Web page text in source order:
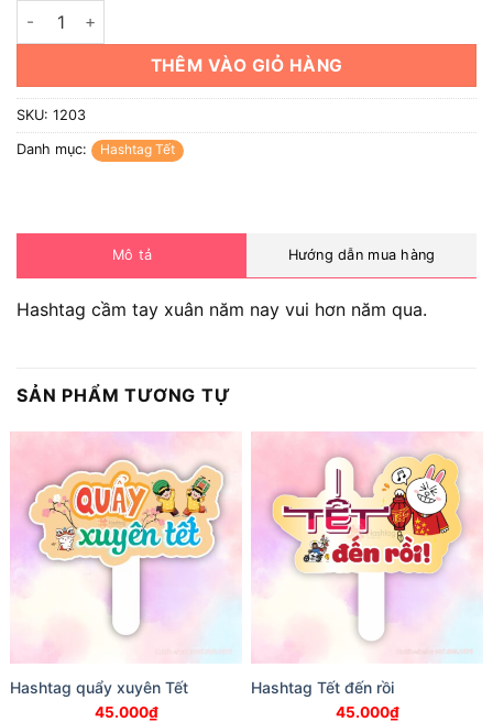
Hashtag xuân năm nay vui hơn năm qua số lượng
THÊM VÀO GIỎ HÀNG
SKU: 1203
Danh mục: Hashtag Tết
Mô tả Hướng dẫn mua hàng
Hashtag cầm tay xuân năm nay vui hơn năm qua.
SẢN PHẨM TƯƠNG TỰ
Hashtag quẩy xuyên Tết
45.000₫
Hashtag Tết đến rồi
45.000₫